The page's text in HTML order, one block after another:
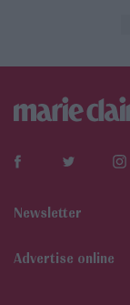
Newsletter
Αdvertise online